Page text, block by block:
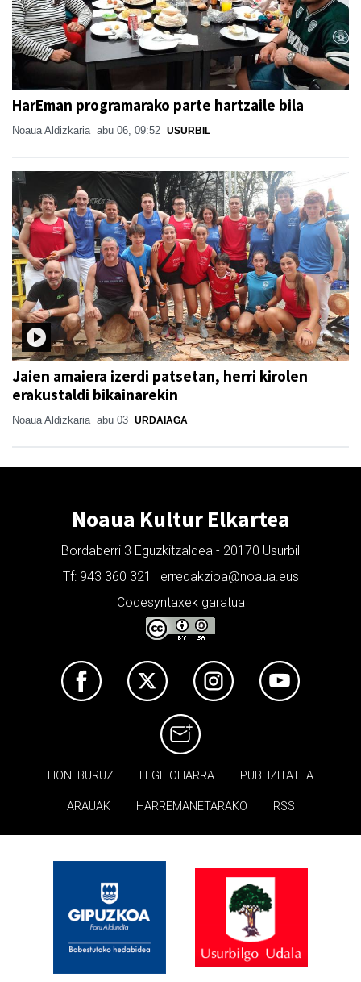
HarEman programarako parte hartzaile bila
Noaua Aldizkaria abu 06, 09:52 USURBIL
Jaien amaiera izerdi patsetan, herri kirolen
erakustaldi bikainarekin
Noaua Aldizkaria abu 03 URDAIAGA
Noaua Kultur Elkartea
Bordaberri 3 Eguzkitzaldea - 20170 Usurbil
Tf: 943 360 321 | erredakzioa@noaua.eus
Codesyntaxek garatua
HONI BURUZ LEGE OHARRA PUBLIZITATEA
ARAUAK HARREMANETARAKO RSS